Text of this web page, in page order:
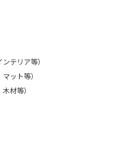
テリア等）
ット等）
材等）